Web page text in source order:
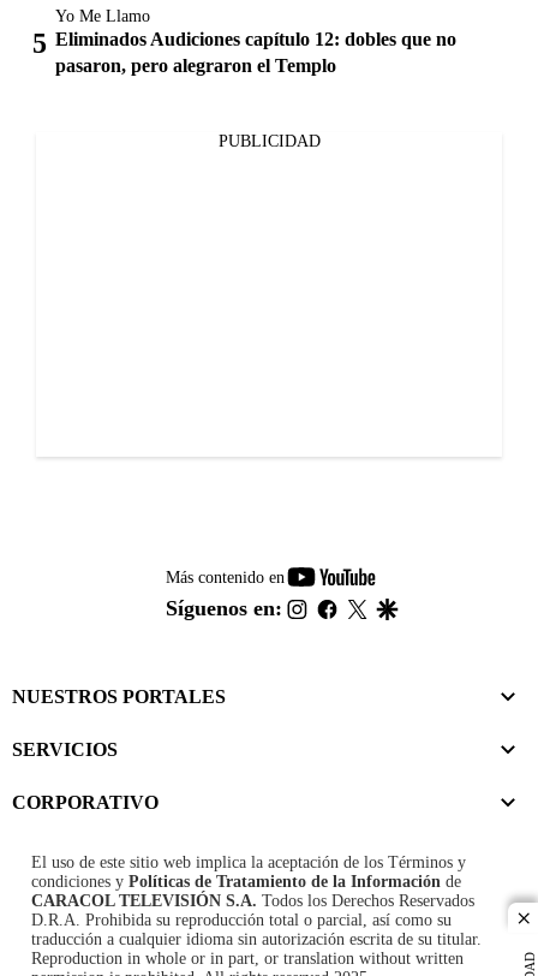
Yo Me Llamo
Eliminados Audiciones capítulo 12: dobles que no
pasaron, pero alegraron el Templo
PUBLICIDAD
Más contenido en
youtube-
footer
Síguenos en: instagram
facebook
twitter
NUESTROS PORTALES
SERVICIOS
CORPORATIVO
El uso de este sitio web implica la aceptación de los Términos y
condiciones y Políticas de Tratamiento de la Información de
CARACOL TELEVISIÓN S.A. Todos los Derechos Reservados
D.R.A. Prohibida su reproducción total o parcial, así como su
traducción a cualquier idioma sin autorización escrita de su titular.
Reproduction in whole or in part, or translation without written